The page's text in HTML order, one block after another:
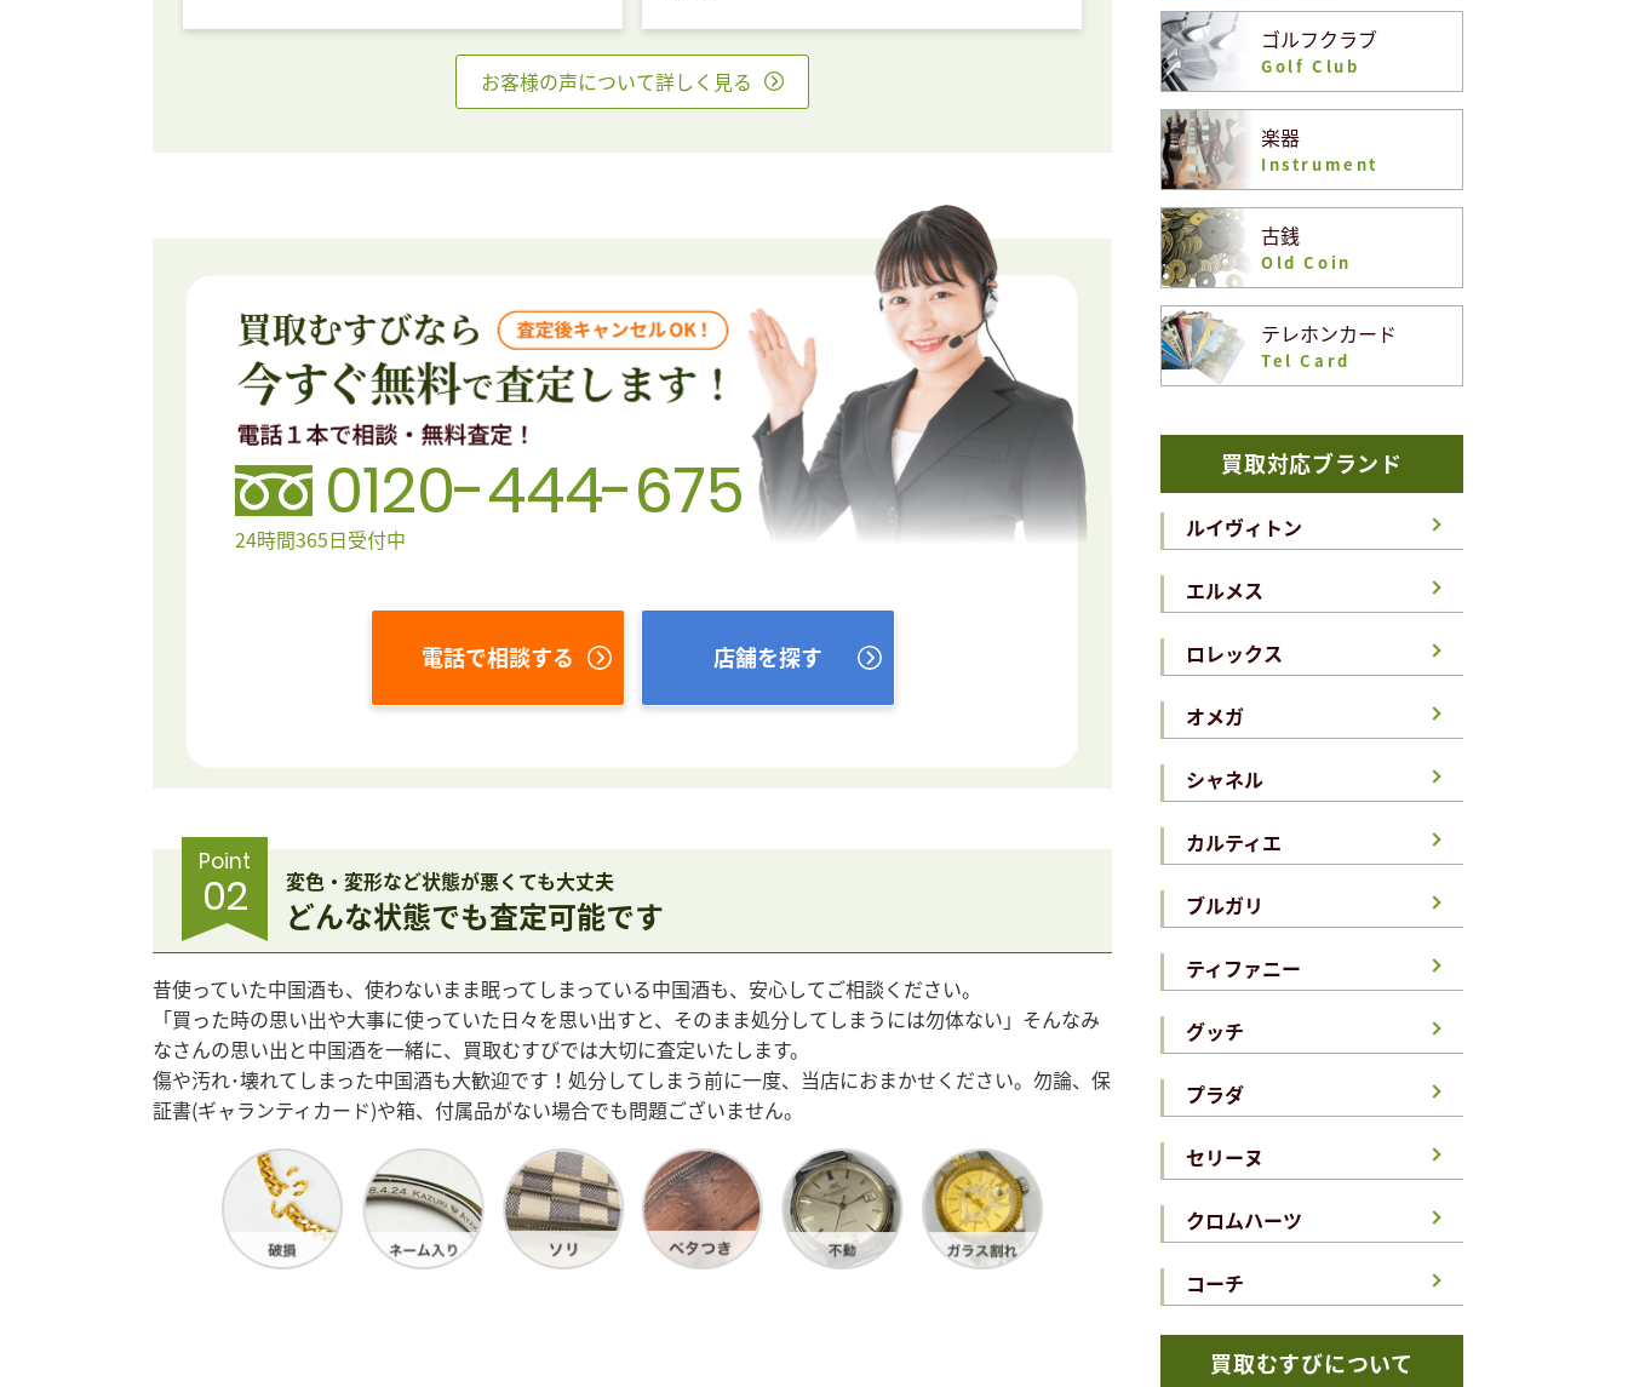
お客様の声について詳しく見る
0120-444-675
24時間365日受付中
電話で相談する 店舗を探す
Point
02 変色・変形など状態が悪くても大丈夫
どんな状態でも査定可能です
昔使っていた中国酒も、使わないまま眠ってしまっている中国酒も、安心してご相談ください。
「買った時の思い出や大事に使っていた日々を思い出すと、そのまま処分してしまうには勿体ない」そんなみ
なさんの思い出と中国酒を一緒に、買取むすびでは大切に査定いたします。
傷や汚れ･壊れてしまった中国酒も大歓迎です！処分してしまう前に一度、当店におまかせください。勿論、保
証書(ギャランティカード)や箱、付属品がない場合でも問題ございません。
ゴルフクラブ
Golf Club
楽器
Instrument
古銭
Old Coin
テレホンカード
Tel Card
買取対応ブランド
ルイヴィトン
エルメス
ロレックス
オメガ
シャネル
カルティエ
ブルガリ
ティファニー
グッチ
プラダ
セリーヌ
クロムハーツ
コーチ
買取むすびについて